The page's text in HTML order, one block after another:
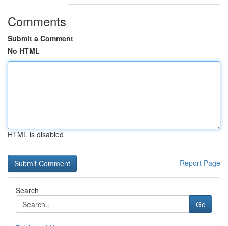
Comments
Submit a Comment
No HTML
HTML is disabled
Report Page
Search
Go